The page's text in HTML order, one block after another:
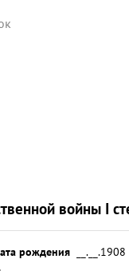
войны I
рождения
__.__.1908